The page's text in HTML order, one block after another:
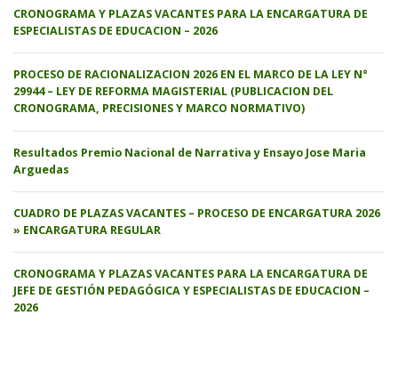
CRONOGRAMA Y PLAZAS VACANTES PARA LA ENCARGATURA DE
ESPECIALISTAS DE EDUCACION – 2026
PROCESO DE RACIONALIZACION 2026 EN EL MARCO DE LA LEY N°
29944 – LEY DE REFORMA MAGISTERIAL (PUBLICACION DEL
CRONOGRAMA, PRECISIONES Y MARCO NORMATIVO)
Resultados Premio Nacional de Narrativa y Ensayo Jose Maria
Arguedas
CUADRO DE PLAZAS VACANTES – PROCESO DE ENCARGATURA 2026
» ENCARGATURA REGULAR
CRONOGRAMA Y PLAZAS VACANTES PARA LA ENCARGATURA DE
JEFE DE GESTIÓN PEDAGÓGICA Y ESPECIALISTAS DE EDUCACION –
2026